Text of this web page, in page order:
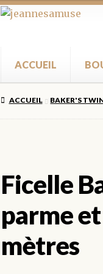
Aller
navigation
Aller
ACCUEIL
ACCUEIL BAKER'S
Ficelle
parme
mètres